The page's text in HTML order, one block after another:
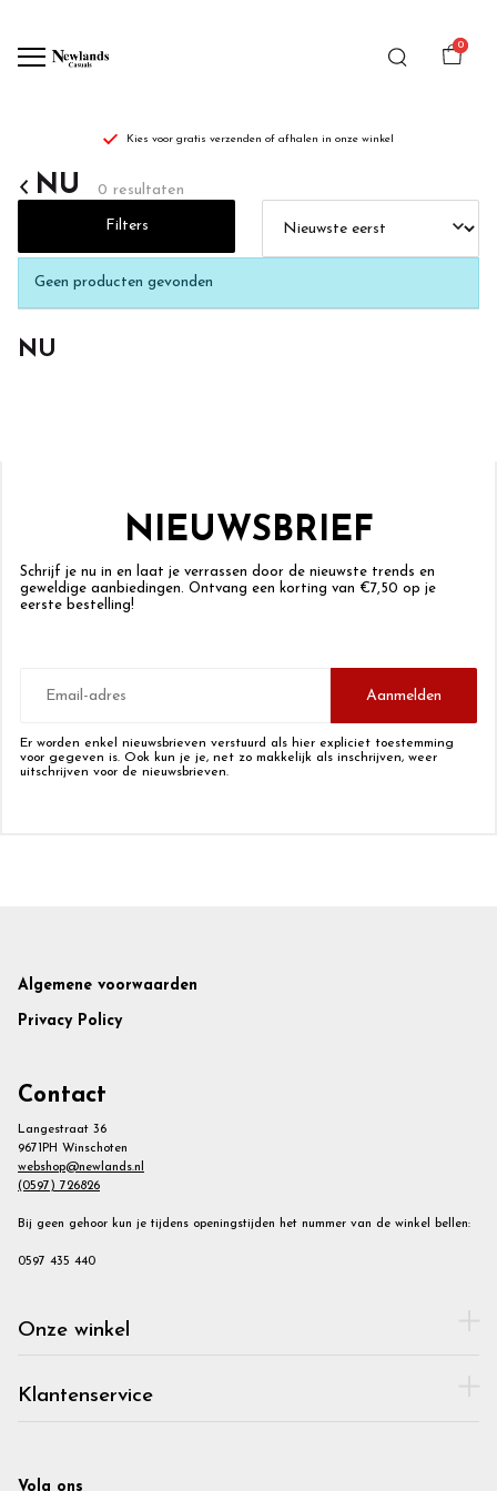
0
Kies voor gratis verzenden of afhalen in onze winkel
NU
Newlands
Casuals
NU 0 resultaten
Filters
Geen producten gevonden
NU
NIEUWSBRIEF
Schrijf je nu in en laat je verrassen door de nieuwste trends en
geweldige aanbiedingen. Ontvang een korting van €7,50 op je
eerste bestelling!
mailadres
Aanmelden
Er worden enkel nieuwsbrieven verstuurd als hier expliciet toestemming
voor gegeven is. Ook kun je je, net zo makkelijk als inschrijven, weer
uitschrijven voor de nieuwsbrieven.
Footer
Algemene voorwaarden
Privacy Policy
Contact
Langestraat 36
9671PH Winschoten
webshop@newlands.nl
(0597) 726826
Bij geen gehoor kun je tijdens openingstijden het nummer van de winkel bellen:
0597 435 440
Onze winkel
Klantenservice
Volg ons